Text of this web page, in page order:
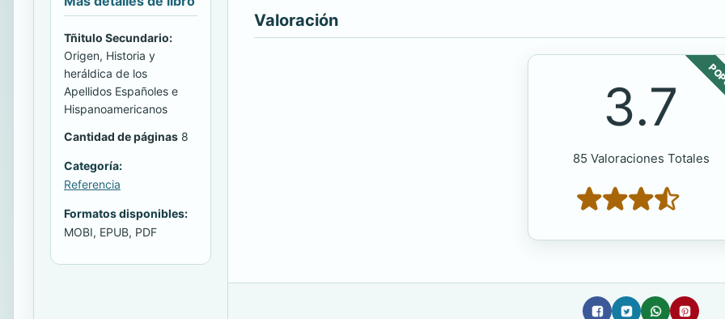
Tñitulo Secundario:
Origen, Historia y
heráldica de los
Apellidos Españoles e
Hispanoamericanos
Cantidad de páginas 8
Categoría:
Referencia
Formatos disponibles:
MOBI, EPUB, PDF
Valoración
3.7
85 Valoraciones Totales